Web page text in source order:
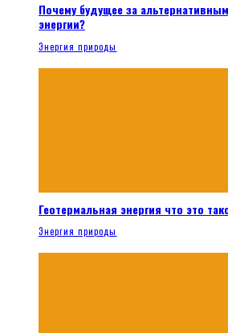
Почему будущее за
энергии?
Энергия природы
Геотермальная энергия что это
Энергия природы